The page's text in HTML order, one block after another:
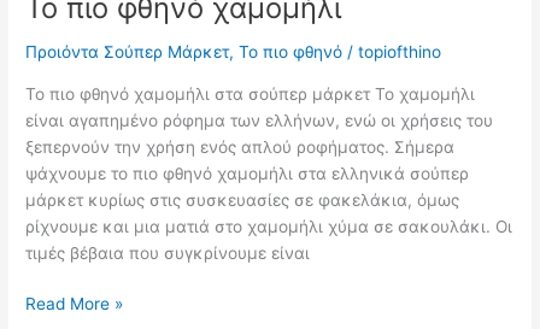
Το πιο φθηνό χαμομήλι
Προιόντα Σούπερ Μάρκετ,Το πιο φθηνό /topiofthino
Το πιο φθηνό χαμομήλι στα σούπερ μάρκετ Το χαμομήλι
είναι αγαπημένο ρόφημα των ελλήνων, ενώ οι χρήσεις του
ξεπερνούν την χρήση ενός απλού ροφήματος. Σήμερα
ψάχνουμε το πιο φθηνό χαμομήλι στα ελληνικά σούπερ
μάρκετ κυρίως στις συσκευασίες σε φακελάκια, όμως
ρίχνουμε και μια ματιά στο χαμομήλι χύμα σε σακουλάκι. Οι
τιμές βέβαια που συγκρίνουμε είναι
Το
Read More »